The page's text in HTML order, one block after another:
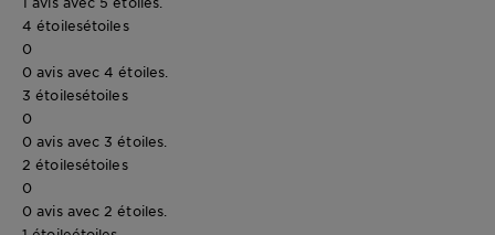
4 étoilesétoiles
0
0 avis avec 4 étoiles.
3 étoilesétoiles
0
0 avis avec 3 étoiles.
2 étoilesétoiles
0
0 avis avec 2 étoiles.